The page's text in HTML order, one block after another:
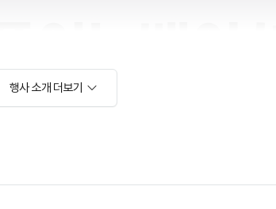
행사 소개 더보기